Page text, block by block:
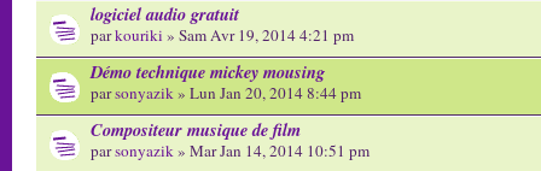
logiciel audio gratuit
parkouriki » Sam Avr 19, 2014 4:21 pm
Démo technique mickey mousing
parsonyazik» Lun Jan 20, 2014 8:44 pm
Compositeur musique de film
parsonyazik» Mar Jan 14, 2014 10:51 pm